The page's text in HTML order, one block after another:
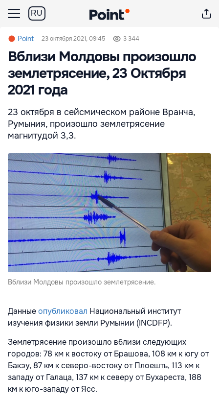
RU
Point 23 октября 2021, 09:45 3 344
Вблизи Молдовы произошло
землетрясение, 23 Октября
2021 года
23 октября в сейсмическом районе Вранча,
Румыния, произошло землетрясение
магнитудой 3,3.
Вблизи Молдовы произошло землетрясение.
Данныеопубликовал Национальный институт
изучения физики земли Румынии (INCDFP).
Землетрясение произошло вблизи следующих
городов: 78 км к востоку от Брашова, 108 км к югу от
Бакэу, 87 км к северо-востоку от Плоешть, 113 км к
западу от Галаца, 137 км к северу от Бухареста, 188
км к юго-западу от Ясс.